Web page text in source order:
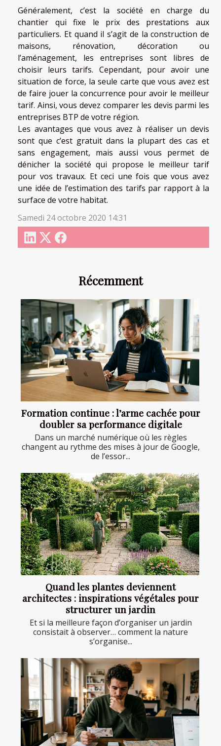
Récemment
Formation continue : l’arme cachée pour
doubler sa performance digitale
Dans un marché numérique où les règles
changent au rythme des mises à jour de Google,
de l’essor...
Quand les plantes deviennent
architectes : inspirations végétales pour
structurer un jardin
Et si la meilleure façon d’organiser un jardin
consistait à observer… comment la nature
s’organise...
Généralement, c’est la société en charge du
chantier qui fixe le prix des prestations aux
particuliers. Et quand il s’agit de la construction de
maisons, rénovation, décoration ou
l’aménagement, les entreprises sont libres de
choisir leurs tarifs. Cependant, pour avoir une
situation de force, la seule carte que vous avez est
de faire jouer la concurrence pour avoir le meilleur
tarif. Ainsi, vous devez comparer les devis parmi les
entreprises BTP de votre région.
Les avantages que vous avez à réaliser un devis
sont que c’est gratuit dans la plupart des cas et
sans engagement, mais aussi vous permet de
dénicher la société qui propose le meilleur tarif
pour vos travaux. Et ceci une fois que vous avez
une idée de l’estimation des tarifs par rapport à la
surface de votre habitat.
Samedi 24 octobre 2020 14:31